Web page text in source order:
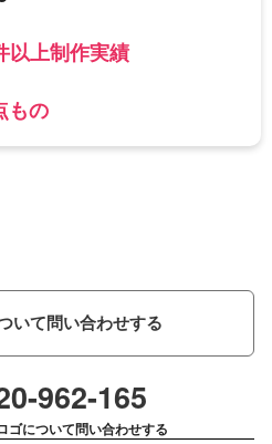
以上制作実績
もの
いて問い合わせする
962-165
ゴについて問い合わせする